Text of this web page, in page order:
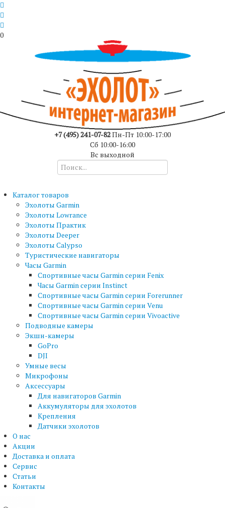
0
+7 (495) 241-07-82Пн-Пт 10:00-17:00
Сб 10:00-16:00
Вс выходной
Каталог товаров
Эхолоты Garmin
Эхолоты Lowrance
Эхолоты Практик
Эхолоты Deeper
Эхолоты Calypso
Туристические навигаторы
Часы Garmin
Спортивные часы Garmin серии Fenix
Часы Garmin серии Instinct
Спортивные часы Garmin серии Forerunner
Спортивные часы Garmin серии Venu
Спортивные часы Garmin серии Vivoactive
Подводные камеры
Экшн-камеры
GoPro
DJI
Умные весы
Микрофоны
Аксессуары
Для навигаторов Garmin
Аккумуляторы для эхолотов
Крепления
Датчики эхолотов
О нас
Акции
Доставка и оплата
Сервис
Статьи
Контакты